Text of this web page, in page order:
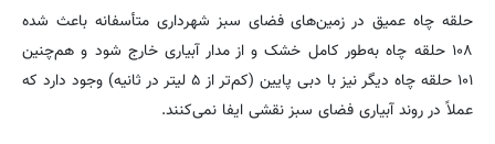
حلقه چاه عمیق در زمین‌های فضای سبز شهرداری متأسفانه باعث شده
۱۰۸ حلقه چاه به‌طور کامل خشک و از مدار آبیاری خارج شود و هم‌چنین
۱۰۱ حلقه چاه دیگر نیز با دبی پایین (کم‌تر از ۵ لیتر در ثانیه) وجود دارد که
عملاً در روند آبیاری فضای سبز نقشی ایفا نمی‌کنند.